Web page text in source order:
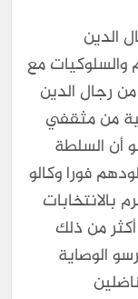
الدين
والسلوكيات مع
رجال الدين
من مثقفي
أن السلطة
فورا وكالو
بالانتخابات
من ذلك
الوصاية